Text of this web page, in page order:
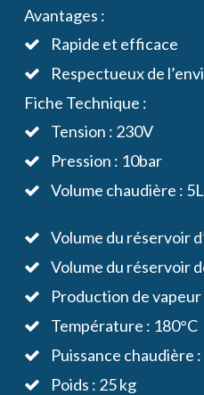
Avantages :
Rapide et efficace
Respectueux de
Fiche Technique :
Tension : 230V
Pression : 10bar
Volume chaudière : 5L
Volume du réservoir
Volume du réservoir
Production de vapeur
Température : 180°C
Puissance chaudière
Poids : 25 kg